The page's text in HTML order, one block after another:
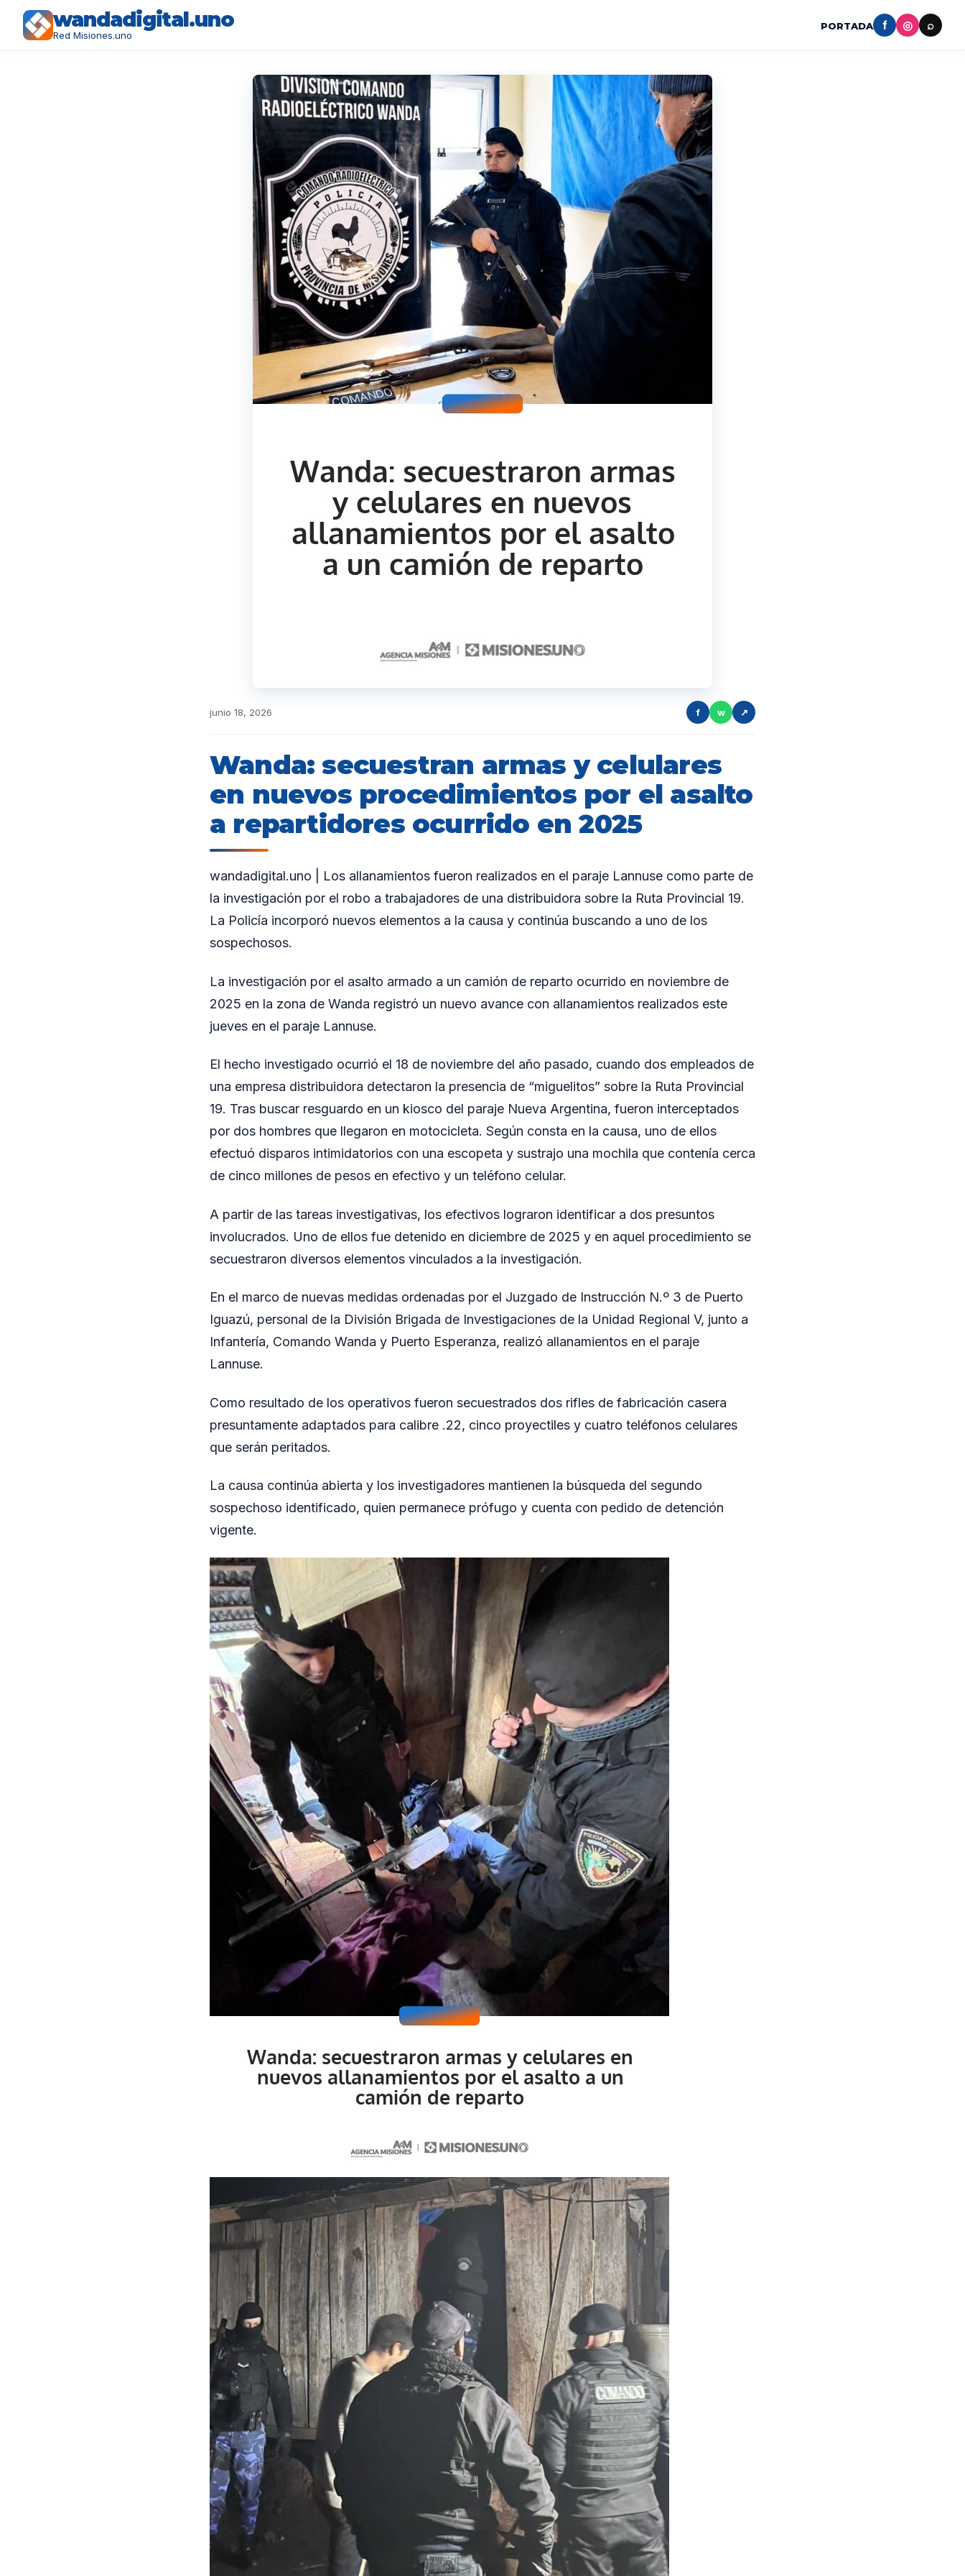
wandadigital.uno
Red Misiones.uno
PORTADA f ◎ ⌕
junio 18, 2026 f w ↗
Wanda: secuestran armas y celulares
en nuevos procedimientos por el asalto
a repartidores ocurrido en 2025
wandadigital.uno | Los allanamientos fueron realizados en el paraje Lannuse como parte de
la investigación por el robo a trabajadores de una distribuidora sobre la Ruta Provincial 19.
La Policía incorporó nuevos elementos a la causa y continúa buscando a uno de los
sospechosos.
La investigación por el asalto armado a un camión de reparto ocurrido en noviembre de
2025 en la zona de Wanda registró un nuevo avance con allanamientos realizados este
jueves en el paraje Lannuse.
El hecho investigado ocurrió el 18 de noviembre del año pasado, cuando dos empleados de
una empresa distribuidora detectaron la presencia de “miguelitos” sobre la Ruta Provincial
19. Tras buscar resguardo en un kiosco del paraje Nueva Argentina, fueron interceptados
por dos hombres que llegaron en motocicleta. Según consta en la causa, uno de ellos
efectuó disparos intimidatorios con una escopeta y sustrajo una mochila que contenía cerca
de cinco millones de pesos en efectivo y un teléfono celular.
A partir de las tareas investigativas, los efectivos lograron identificar a dos presuntos
involucrados. Uno de ellos fue detenido en diciembre de 2025 y en aquel procedimiento se
secuestraron diversos elementos vinculados a la investigación.
En el marco de nuevas medidas ordenadas por el Juzgado de Instrucción N.º 3 de Puerto
Iguazú, personal de la División Brigada de Investigaciones de la Unidad Regional V, junto a
Infantería, Comando Wanda y Puerto Esperanza, realizó allanamientos en el paraje
Lannuse.
Como resultado de los operativos fueron secuestrados dos rifles de fabricación casera
presuntamente adaptados para calibre .22, cinco proyectiles y cuatro teléfonos celulares
que serán peritados.
La causa continúa abierta y los investigadores mantienen la búsqueda del segundo
sospechoso identificado, quien permanece prófugo y cuenta con pedido de detención
vigente.